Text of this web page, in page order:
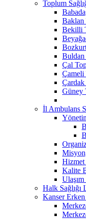
Toplum
Baklan
Bekilli
Buldan
Çal
Çameli
Çardak
Güney
İl Ambulans
Kalite
Halk Sağlığı
Kanser